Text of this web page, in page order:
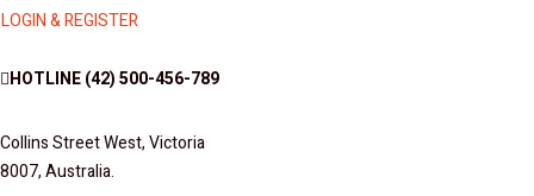
LOGIN & REGISTER
HOTLINE(42) 500-456-789
Collins Street West, Victoria
8007, Australia.